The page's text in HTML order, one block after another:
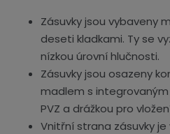
Zásuvky jsou vybaveny
deseti kladkami. Ty se
nízkou úrovní hlučnosti.
Zásuvky jsou osazeny
madlem s integrovaným
PVZ a drážkou pro
Vnitřní strana zásuvky